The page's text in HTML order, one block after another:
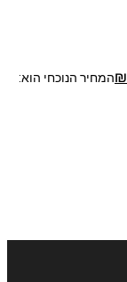
₪המחיר הנוכחי הוא: